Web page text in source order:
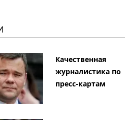
Качественная
журналистика по
пресс-картам